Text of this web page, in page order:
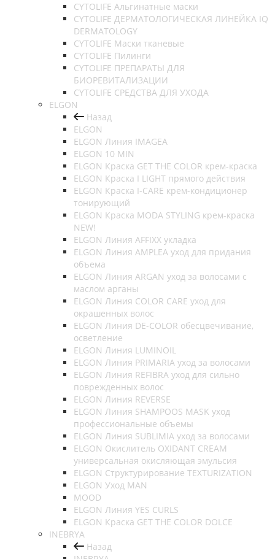
CYTOLIFE Альгинатные маски
CYTOLIFE ДЕРМАТОЛОГИЧЕСКАЯ ЛИНЕЙКА IQ
DERMATOLOGY
CYTOLIFE Маски тканевые
CYTOLIFE Пилинги
CYTOLIFE ПРЕПАРАТЫ ДЛЯ
БИОРЕВИТАЛИЗАЦИИ
CYTOLIFE СРЕДСТВА ДЛЯ УХОДА
ELGON
Назад
ELGON
ELGON Линия IMAGEA
ELGON 10 MIN
ELGON Краска GET THE COLOR крем-краска
ELGON Краска I LIGHT прямого действия
ELGON Краска I-CARE крем-кондиционер
тонирующий
ELGON Краска MODA STYLING крем-краска
NEW!
ELGON Линия AFFIXX укладка
ELGON Линия AMPLEA уход для придания
объема
ELGON Линия ARGAN уход за волосами с
маслом арганы
ELGON Линия COLOR CARE уход для
окрашенных волос
ELGON Линия DE-COLOR обесцвечивание,
осветление
ELGON Линия LUMINOIL
ELGON Линия PRIMARIA уход за волосами
ELGON Линия REFIBRA уход для сильно
поврежденных волос
ELGON Линия REVERSE
ELGON Линия SHAMPOOS MASK уход
профессиональные объемы
ELGON Линия SUBLIMIA уход за волосами
ELGON Окислитель OXIDANT CREAM
универсальная окисляющая эмульсия
ELGON Структурирование TEXTURIZATION
ELGON Уход MAN
MOOD
ELGON Линия YES CURLS
ELGON Краска GET THE COLOR DOLCE
INEBRYA
Назад